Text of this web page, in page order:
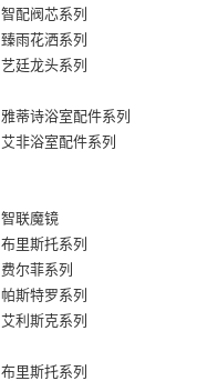
智配阀芯系列
臻雨花洒系列
艺廷龙头系列
雅蒂诗浴室配件系列
艾非浴室配件系列
智联魔镜
布里斯托系列
费尔菲系列
帕斯特罗系列
艾利斯克系列
布里斯托系列